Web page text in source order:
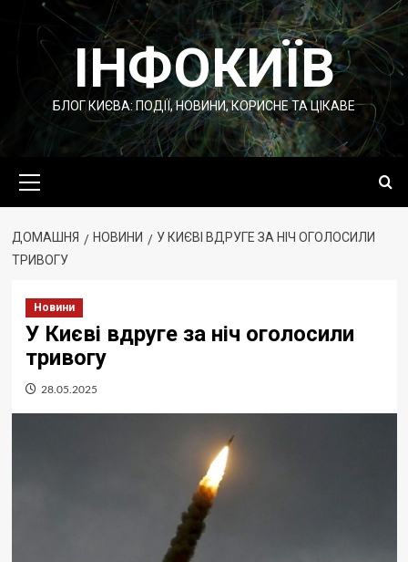
Перейти
ІНФОКИЇВ
БЛОГ КИЄВА: ПОДІЇ, НОВИНИ, КОРИСНЕ ТА ЦІКАВЕ
меню
ДОМАШНЯ НОВИНИ
У КИЄВІ ВДРУГЕ ЗА НІЧ ОГОЛОСИЛИ
ТРИВОГУ
Новини
У Києві вдруге за ніч оголосили
тривогу
28.05.2025